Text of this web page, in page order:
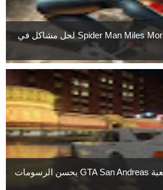
تحديث جديد للعبة Spider Man Miles Morales لحل مشاكل في
مود جديد تحصل عليه لعبة GTA San Andreas يحسن الرسومات